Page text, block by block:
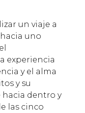
un viaje a
uno
experiencia
y el alma
y su
hacia dentro y
las cinco